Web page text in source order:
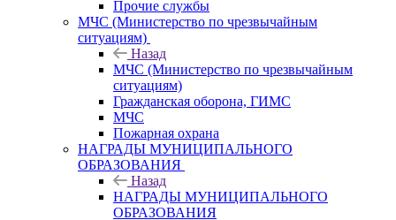
Прочие службы
МЧС (Министерство по чрезвычайным
ситуациям)
Назад
МЧС (Министерство по чрезвычайным
ситуациям)
Гражданская оборона, ГИМС
МЧС
Пожарная охрана
НАГРАДЫ МУНИЦИПАЛЬНОГО
ОБРАЗОВАНИЯ
Назад
НАГРАДЫ МУНИЦИПАЛЬНОГО
ОБРАЗОВАНИЯ